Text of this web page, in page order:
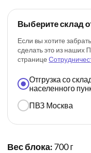
Выберите склад
Если вы хотите
сделать это из наших
странице
Отгрузка со
населенного
ПВЗ Москва
Вес блока: 700 г